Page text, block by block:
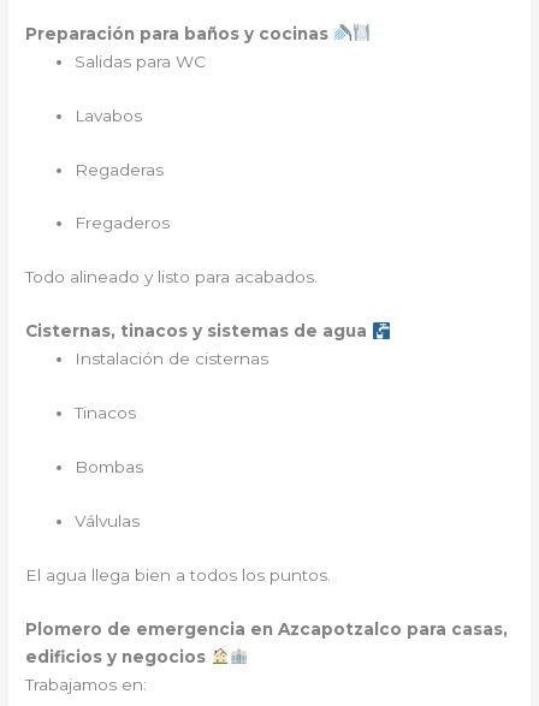
Preparación para baños y cocinas
Salidas para WC
Lavabos
Regaderas
Fregaderos
Todo alineado y listo para acabados.
Cisternas, tinacos y sistemas de agua
Instalación de cisternas
Tinacos
Bombas
Válvulas
El agua llega bien a todos los puntos.
Plomero de emergencia en Azcapotzalco para casas,
edificios y negocios
Trabajamos en: